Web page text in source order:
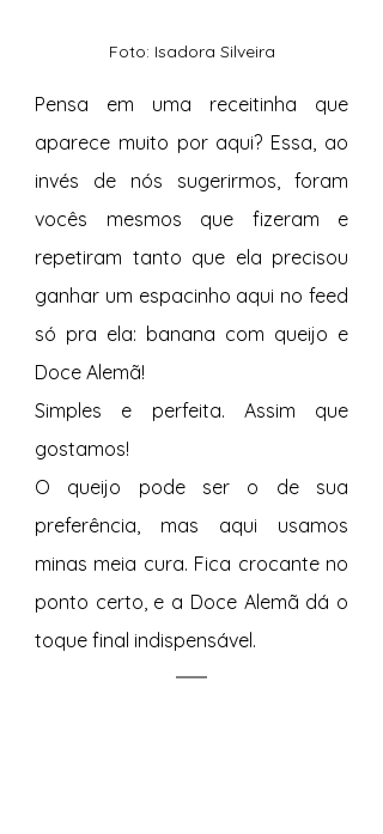
Foto: Isadora Silveira
Pensa em uma receitinha que
aparece muito por aqui? Essa, ao
invés de nós sugerirmos, foram
vocês mesmos que fizeram e
repetiram tanto que ela precisou
ganhar um espacinho aqui no feed
só pra ela: banana com queijo e
Doce Alemã!
Simples e perfeita. Assim que
gostamos!
O queijo pode ser o de sua
preferência, mas aqui usamos
minas meia cura. Fica crocante no
ponto certo, e a Doce Alemã dá o
toque final indispensável.